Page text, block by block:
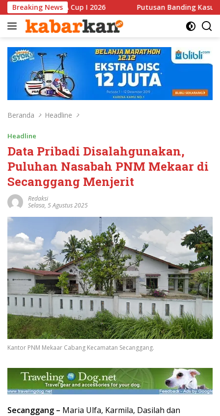
Langsung
ke
konten
Breaking News
I 2026 Putusan Banding Kasus PET Tuai Polemik,
Beranda Headline
Headline
Data Pribadi Disalahgunakan,
Puluhan Nasabah PNM Mekaar di
Secanggang Menjerit
Redaksi
Selasa, 5 Agustus 2025
Kantor PNM Mekaar Cabang Kecamatan Secanggang.
Secanggang – Maria Ulfa, Karmila, Dasilah dan